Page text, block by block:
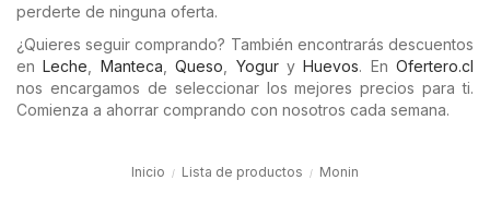
perderte de ninguna oferta.
¿Quieres seguir comprando? También encontrarás descuentos
enLeche Manteca ,Queso YoguryHuevos. En Ofertero.cl
nos encargamos de seleccionar los mejores precios para ti.
Comienza a ahorrar comprando con nosotros cada semana.
Inicio Lista de productos Monin